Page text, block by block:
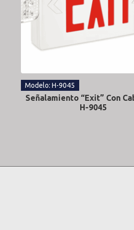
Modelo: H-9045
Señalamiento “Exit” Con
H-9045